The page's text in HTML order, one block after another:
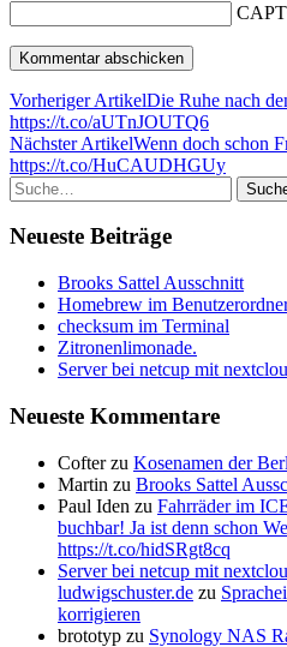
Vorheriger ArtikelDie Ruhe nach
https://t.co/aUTnJOUTQ6
Nächster ArtikelWenn doch schon
https://t.co/HuCAUDHGUy
Suche
Neueste Beiträge
Brooks Sattel Ausschnitt
Homebrew im
checksum im Terminal
Zitronenlimonade.
Server bei netcup mit
Neueste Kommentare
Cofterzu Kosenamen der
Martin zu Brooks Sattel
Paul Iden zu Fahrräder im
buchbar! Ja ist denn schon
https://t.co/hidSRgt8cq
Server bei netcup mit
ludwigschuster.de zu
korrigieren
brototyp zu Synology NAS